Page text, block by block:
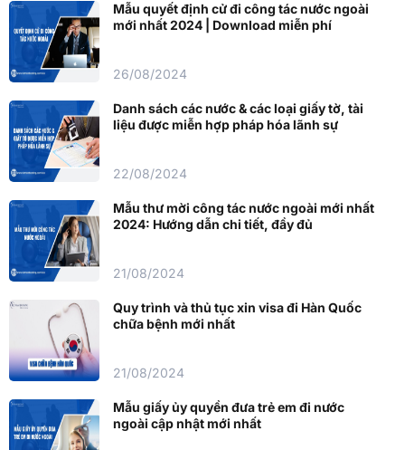
Mẫu quyết định cử đi công tác nước ngoài
mới nhất 2024 | Download miễn phí
26/08/2024
Danh sách các nước & các loại giấy tờ, tài
liệu được miễn hợp pháp hóa lãnh sự
22/08/2024
Mẫu thư mời công tác nước ngoài mới nhất
2024: Hướng dẫn chi tiết, đầy đủ
21/08/2024
Quy trình và thủ tục xin visa đi Hàn Quốc
chữa bệnh mới nhất
21/08/2024
Mẫu giấy ủy quyền đưa trẻ em đi nước
ngoài cập nhật mới nhất